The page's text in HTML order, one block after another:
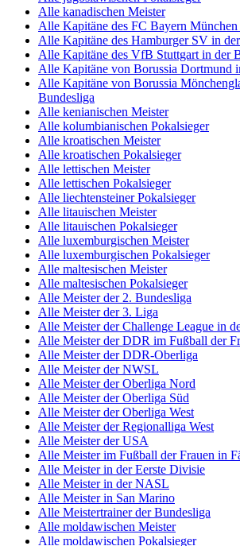
Alle kanadischen Meister
Alle Kapitäne des FC Bayern
Alle Kapitäne des Hamburger SV in
Alle Kapitäne des VfB Stuttgart in der
Alle Kapitäne von Borussia Dortmund
Alle Kapitäne von Borussia
Bundesliga
Alle kenianischen Meister
Alle kolumbianischen Pokalsieger
Alle kroatischen Meister
Alle kroatischen Pokalsieger
Alle lettischen Meister
Alle lettischen Pokalsieger
Alle liechtensteiner Pokalsieger
Alle litauischen Meister
Alle litauischen Pokalsieger
Alle luxemburgischen Meister
Alle luxemburgischen Pokalsieger
Alle maltesischen Meister
Alle maltesischen Pokalsieger
Alle Meister der 2. Bundesliga
Alle Meister der 3. Liga
Alle Meister der Challenge League in
Alle Meister der DDR im Fußball der
Alle Meister der DDR-Oberliga
Alle Meister der NWSL
Alle Meister der Oberliga Nord
Alle Meister der Oberliga Süd
Alle Meister der Oberliga West
Alle Meister der Regionalliga West
Alle Meister der USA
Alle Meister im Fußball der Frauen in
Alle Meister in der Eerste Divisie
Alle Meister in der NASL
Alle Meister in San Marino
Alle Meistertrainer der Bundesliga
Alle moldawischen Meister
Alle moldawischen Pokalsieger